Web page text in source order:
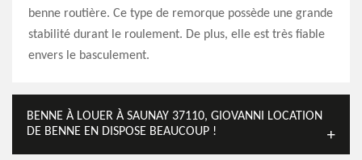
benne routière. Ce type de remorque possède une grande
stabilité durant le roulement. De plus, elle est très fiable
envers le basculement.
BENNE À LOUER À SAUNAY 37110, GIOVANNI LOCATION
DE BENNE EN DISPOSE BEAUCOUP !